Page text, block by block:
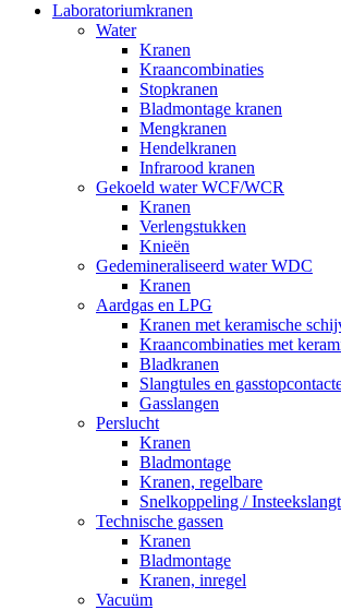
Laboratoriumkranen
Water
Kranen
Kraancombinaties
Stopkranen
Bladmontage kranen
Mengkranen
Hendelkranen
Infrarood kranen
Gekoeld water WCF/WCR
Kranen
Verlengstukken
Knieën
Gedemineraliseerd water WDC
Kranen
Aardgas en LPG
Kranen met keramische
Kraancombinaties met
Bladkranen
Slangtules en
Gasslangen
Perslucht
Kranen
Bladmontage
Kranen, regelbare
Snelkoppeling /
Technische gassen
Kranen
Bladmontage
Kranen, inregel
Vacuüm